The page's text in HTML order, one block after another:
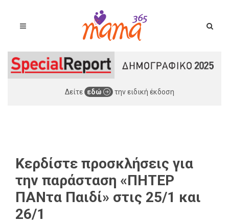
Δείτε εδώ την ειδική έκδοση
Κερδίστε προσκλήσεις για
την παράσταση «ΠΗΤΕΡ
ΠΑΝτα Παιδί» στις 25/1 και
26/1